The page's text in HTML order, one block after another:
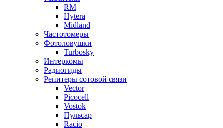
RM
Hytera
Midland
Частотомеры
Фотоловушки
Turbosky
Интеркомы
Радиогиды
Репитеры сотовой связи
Vector
Picocell
Vostok
Пульсар
Racio